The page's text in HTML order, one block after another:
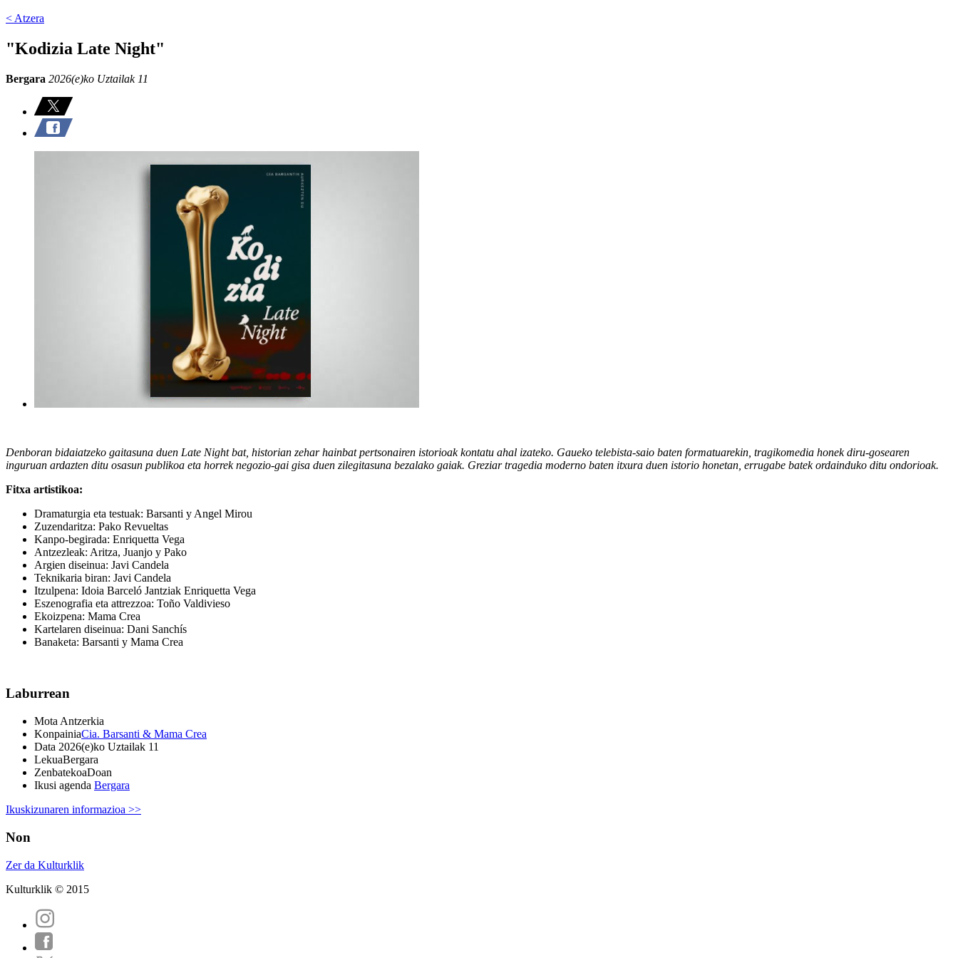
< Atzera
"Kodizia Late Night"
Bergara 2026(e)ko Uztailak 11
Denboran bidaiatzeko gaitasuna duen Late Night bat, historian zehar hainbat pertsonairen istorioak kontatu ahal izateko. Gaueko telebista-saio baten formatuarekin, tragikomedia honek diru-gosearen
inguruan ardazten ditu osasun publikoa eta horrek negozio-gai gisa duen zilegitasuna bezalako gaiak. Greziar tragedia moderno baten itxura duen istorio honetan, errugabe batek ordainduko ditu ondorioak.
Fitxa artistikoa:
Dramaturgia eta testuak: Barsanti y Angel Mirou
Zuzendaritza: Pako Revueltas
Kanpo-begirada: Enriquetta Vega
Antzezleak: Aritza, Juanjo y Pako
Argien diseinua: Javi Candela
Teknikaria biran: Javi Candela
Itzulpena: Idoia Barceló Jantziak Enriquetta Vega
Eszenografia eta attrezzoa: Toño Valdivieso
Ekoizpena: Mama Crea
Kartelaren diseinua: Dani Sanchís
Banaketa: Barsanti y Mama Crea
Laburrean
Mota Antzerkia
KonpainiaCia. Barsanti & Mama Crea
Data 2026(e)ko Uztailak 11
LekuaBergara
ZenbatekoaDoan
Ikusi agenda Bergara
Ikuskizunaren informazioa >>
Non
Zer da Kulturklik
Kulturklik © 2015